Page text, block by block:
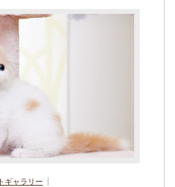
ギャラリー